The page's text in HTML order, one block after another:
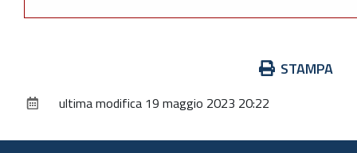
documento
STAMPA
ultima modifica 19 maggio 2023 20:22